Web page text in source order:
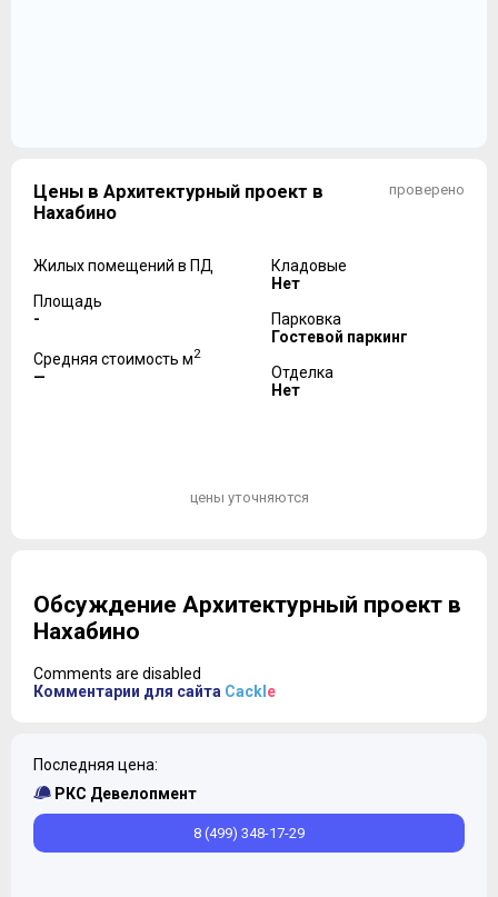
проверено
Цены в Архитектурный проект в
Нахабино
Жилых помещений в ПД
Площадь
-
Средняя стоимость м2
—
Кладовые
Нет
Парковка
Гостевой паркинг
Отделка
Нет
цены уточняются
Обсуждение Архитектурный проект в
Нахабино
Comments are disabled
Комментарии для сайта Cackl e
Последняя цена:
РКС Девелопмент
8 (499) 348-17-29